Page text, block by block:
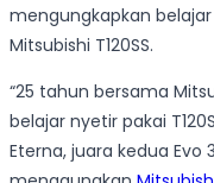
mengungkapkan
Mitsubishi T120SS.
“25 tahun bersama
belajar nyetir pakai
Eterna, juara kedua